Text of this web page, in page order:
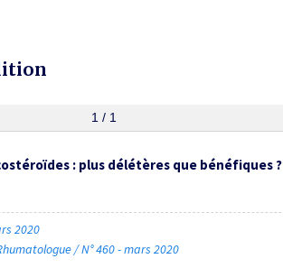
1 / 1
: plus délétères que bénéfiques ?
2020
/ N° 460 - mars 2020